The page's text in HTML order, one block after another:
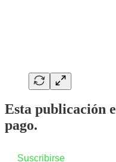
Esta publicación
pago.
Suscribirse